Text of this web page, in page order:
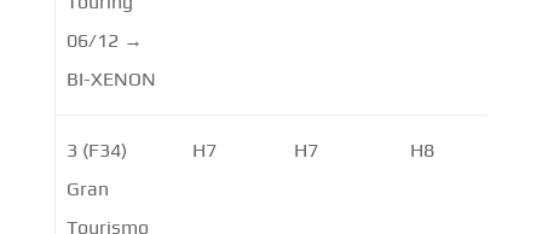
06/12 →
BI-XENON
3 (F34)
Gran
Tourismo
H7 H7 H8